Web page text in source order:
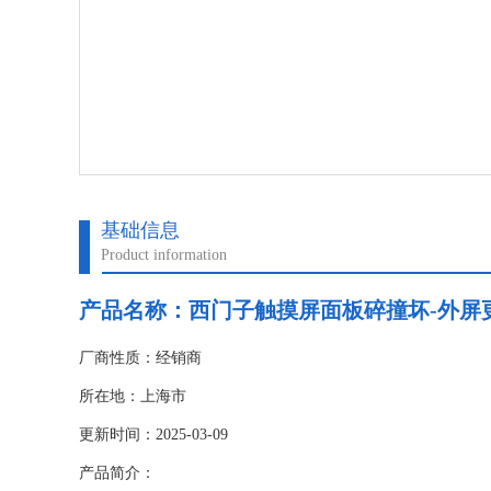
基础信息
Product information
产品名称： 西门子触摸屏面板碎撞坏-外屏
厂商性质：经销商
所在地：上海市
更新时间：2025-03-09
产品简介：